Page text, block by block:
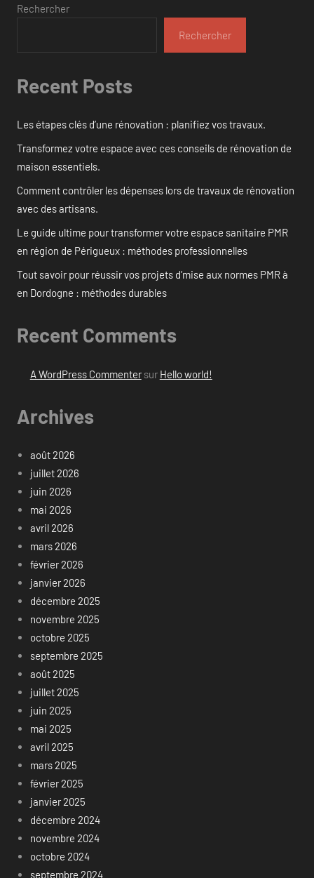
Rechercher
Rechercher
Recent Posts
Les étapes clés d’une rénovation : planifiez vos travaux.
Transformez votre espace avec ces conseils de rénovation de
maison essentiels.
Comment contrôler les dépenses lors de travaux de rénovation
avec des artisans.
Le guide ultime pour transformer votre espace sanitaire PMR
en région de Périgueux : méthodes professionnelles
Tout savoir pour réussir vos projets d’mise aux normes PMR à
en Dordogne : méthodes durables
Recent Comments
A WordPress Commentersur Hello world!
Archives
août 2026
juillet 2026
juin 2026
mai 2026
avril 2026
mars 2026
février 2026
janvier 2026
décembre 2025
novembre 2025
octobre 2025
septembre 2025
août 2025
juillet 2025
juin 2025
mai 2025
avril 2025
mars 2025
février 2025
janvier 2025
décembre 2024
novembre 2024
octobre 2024
septembre 2024